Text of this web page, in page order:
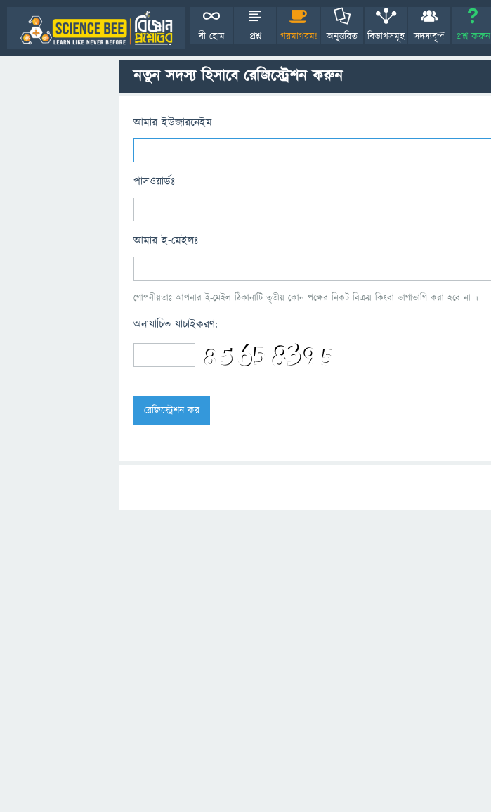
বী হোম প্রশ্ন গরমাগরম! অনুত্তরিত বিভাগসমূহ সদস্যবৃন্দ প্রশ্ন করুন
নতুন সদস্য হিসাবে রেজিস্ট্রেশন করুন
আমার ইউজারনেইম
পাসওয়ার্ডঃ
আমার ই-মেইলঃ
গোপনীয়তাঃ আপনার ই-মেইল ঠিকানাটি তৃতীয় কোন পক্ষের নিকট বিক্রয় কিংবা ভাগাভাগি করা হবে না ।
অনাযাচিত যাচাইকরণ: